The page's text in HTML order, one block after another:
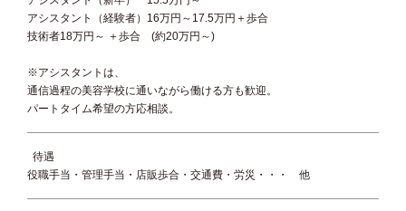
アシスタント（経験者）16万円～17.5万円＋歩合
技術者18万円～ ＋歩合 (約20万円～)
※アシスタントは、
通信過程の美容学校に通いながら働ける方も歓迎。
パートタイム希望の方応相談。
待遇
役職手当・管理手当・店販歩合・交通費・労災・・・ 他